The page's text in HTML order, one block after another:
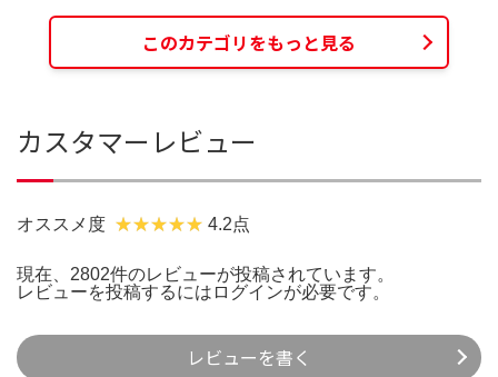
このカテゴリをもっと見る
カスタマーレビュー
オススメ度 4.2点
現在、2802件のレビューが投稿されています。
レビューを投稿するには ログインが必要です。
レビューを書く